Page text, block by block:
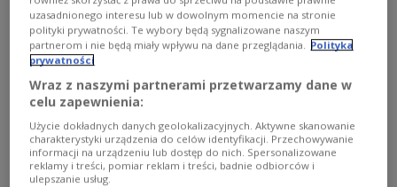
nazwy „Bohaterów UPA”. Sprawdzimy także, jak
po ostatnich rosyjskich atakach na Kijów
funkcjonuje ważne miejsce spotkań jakim jest
Language Bridge. W części historycznej
opowiemy o inicjatywie Ostoja Pamięci, która
dokumentuje polskie groby i miejsca pochówku
ofiar II wojny światowej na terenie Niemiec.
Zachęcam do słuchania!
uzasadnionego interesu lub w dowolnym momencie na stronie
polityki prywatności. Te wybory będą sygnalizowane naszym
partnerom i nie będą miały wpływu na dane przeglądania. Polityka
prywatności
Wraz z naszymi partnerami przetwarzamy dane w
celu zapewnienia:
Użycie dokładnych danych geolokalizacyjnych. Aktywne skanowanie
charakterystyki urządzenia do celów identyfikacji. Przechowywanie
informacji na urządzeniu lub dostęp do nich. Spersonalizowane
reklamy i treści, pomiar reklam i treści, badnie odbiorców i
ulepszanie usług.